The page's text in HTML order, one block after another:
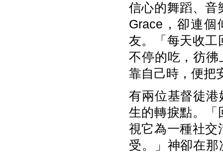
信心的舞蹈、音
Grace，卻連
友。「每天收工
不停的吃，彷
靠自己時，便把
有兩位基督徒
生的轉捩點。「
視它為一種社交
受。」神卻在